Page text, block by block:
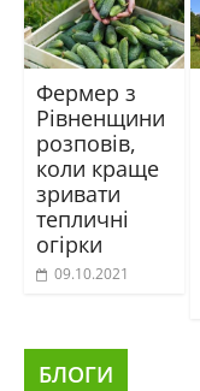
Фермер з
Рівненщини
розповів,
коли краще
зривати
тепличні
огірки
09.10.2021
БЛОГИ